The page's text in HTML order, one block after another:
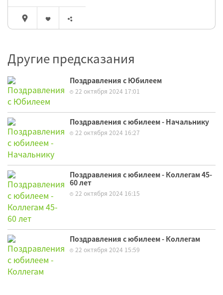
Другие предсказания
Поздравления с Юбилеем
22 октября 2024 17:01
Поздравления с юбилеем - Начальнику
22 октября 2024 16:27
Поздравления с юбилеем - Коллегам 45-
60 лет
22 октября 2024 16:15
Поздравления с юбилеем - Коллегам
22 октября 2024 15:59